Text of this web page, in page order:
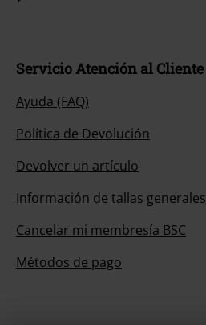
Servicio Atención al Cliente
Ayuda (FAQ)
Política de Devolución
Devolver un artículo
Información de tallas generales
Cancelar mi membresía BSC
Métodos de pago